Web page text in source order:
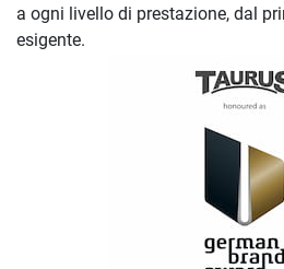
a ogni livello di prestazione, dal
esigente.